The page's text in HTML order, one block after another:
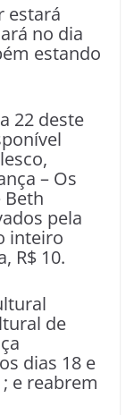
estará
no dia
estando
22 deste
– Os
Beth
pela
inteiro
R$ 10.
de
dias 18 e
e reabrem